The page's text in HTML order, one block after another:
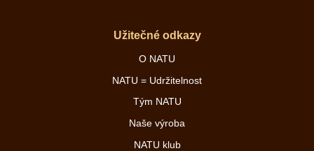
Užitečné odkazy
O NATU
NATU = Udržitelnost
Tým NATU
Naše výroba
NATU klub